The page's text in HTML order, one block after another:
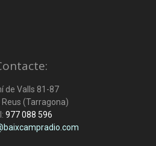
de Valls 81-87
(Tarragona)
977 088 596